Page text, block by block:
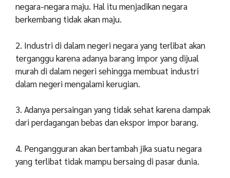
negara-negara maju. Hal itu menjadikan negara
berkembang tidak akan maju.
2. Industri di dalam negeri negara yang terlibat akan
terganggu karena adanya barang impor yang dijual
murah di dalam negeri sehingga membuat industri
dalam negeri mengalami kerugian.
3. Adanya persaingan yang tidak sehat karena dampak
dari perdagangan bebas dan ekspor impor barang.
4. Pengangguran akan bertambah jika suatu negara
yang terlibat tidak mampu bersaing di pasar dunia.